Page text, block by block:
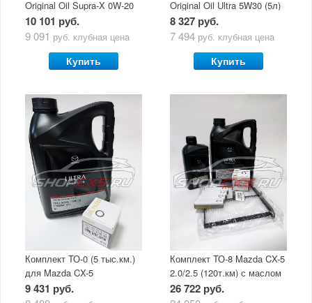
Original Oil Supra-X 0W-20
(5 л)
10 101 руб.
9 091 руб. клубная цена
Купить
Original Oil Ultra 5W30 (5л)
8 327 руб.
7 494 руб. клубная цена
Купить
Комплект ТО-0 (5 тыс.км.)
для Mazda CX-5
(двигатель 2.0/2.5) с
9 431 руб.
Комплект ТО-8 Mazda CX-5
2.0/2.5 (120т.км) с маслом
Mazda Original Oil Ultra
26 722 руб.